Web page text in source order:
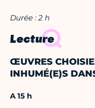
Durée : 2 h
Lecture
ŒUVRES
INHUMÉ(E)S
A 15 h